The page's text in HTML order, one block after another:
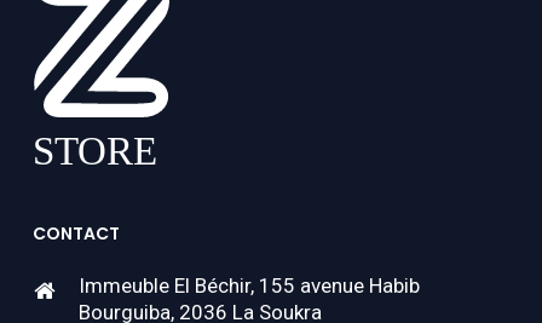
CONTACT
Immeuble El Béchir, 155 avenue Habib
Bourguiba, 2036 La Soukra